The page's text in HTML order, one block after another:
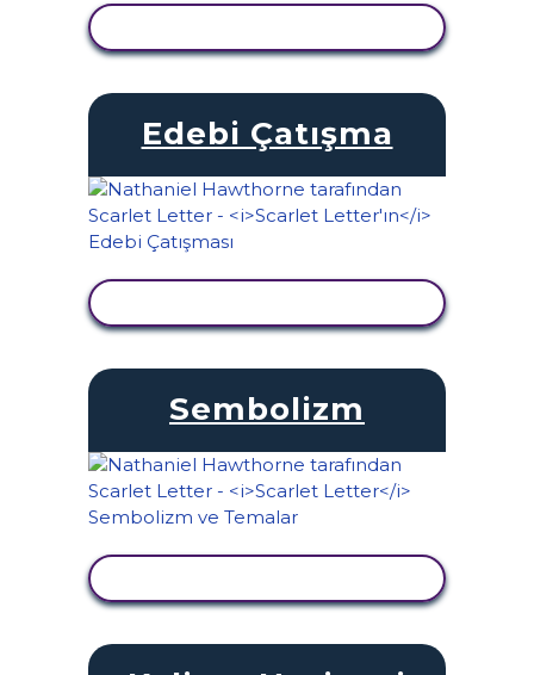
Edebi Çatışma
Sembolizm